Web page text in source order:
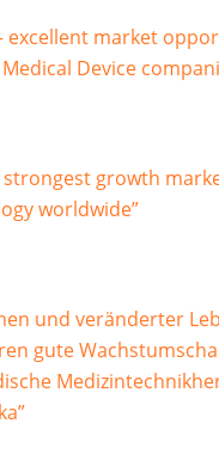
excellent market
Device
strongest growth
worldwide”
und veränderter
gute